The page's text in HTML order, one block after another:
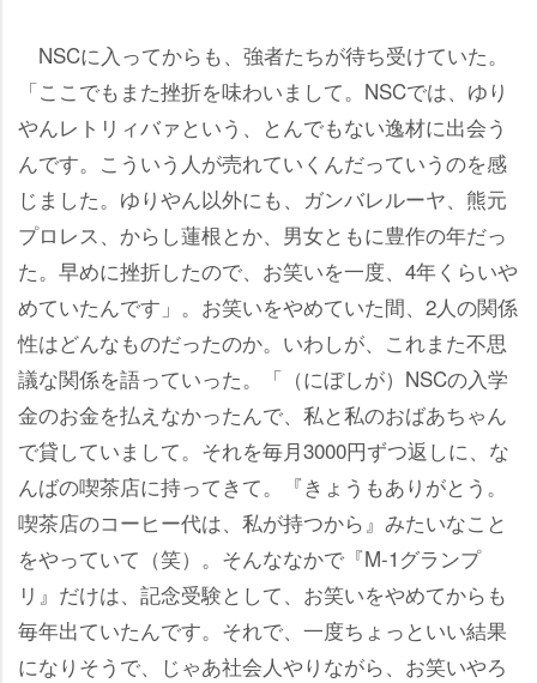
NSCに入ってからも、強者たちが待ち受けていた。
「ここでもまた挫折を味わいまして。NSCでは、ゆり
んレトリィバァという、とんでもない逸材に出会う
んです。こういう人が売れていくんだっていうのを感
じました。ゆりやん以外にも、ガンバレルーヤ、熊元
プロレス、からし蓮根とか、男女ともに豊作の年だっ
た。早めに挫折したので、お笑いを一度、4年くらい
めていたんです」。お笑いをやめていた間、2人の関係
性はどんなものだったのか。いわしが、これまた不思
議な関係を語っていった。「（にぼしが）NSCの入学
金のお金を払えなかったんで、私と私のおばあちゃん
で貸していまして。それを毎月3000円ずつ返しに、な
んばの喫茶店に持ってきて。『きょうもありがとう。
喫茶店のコーヒー代は、私が持つから』みたいなこと
をやっていて（笑）。そんななかで『M-1グランプ
リ』だけは、記念受験として、お笑いをやめてからも
毎年出ていたんです。それで、一度ちょっといい結果
になりそうで、じゃあ社会人やりながら、お笑いやろ